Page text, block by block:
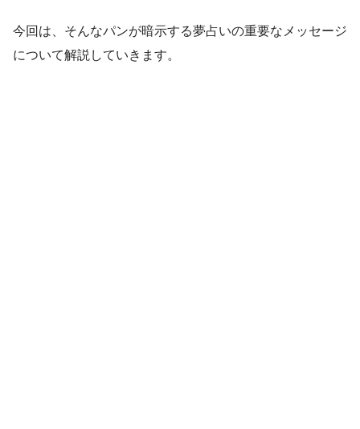
今回は、そんなパンが暗示する夢占いの重要なメッセージ
について解説していきます。